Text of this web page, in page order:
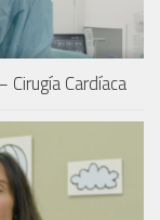
Cardíaca